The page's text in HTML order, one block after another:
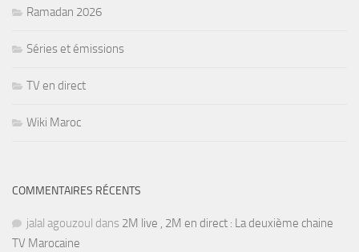
Ramadan 2026
Séries et émissions
TV en direct
Wiki Maroc
COMMENTAIRES RÉCENTS
jalal agouzoul dans 2M live , 2M en direct : La deuxième chaine
TV Marocaine